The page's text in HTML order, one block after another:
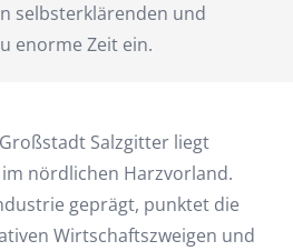
selbsterklärenden und
enorme Zeit ein.
Salzgitter liegt
nördlichen Harzvorland.
geprägt, punktet die
Wirtschaftszweigen und